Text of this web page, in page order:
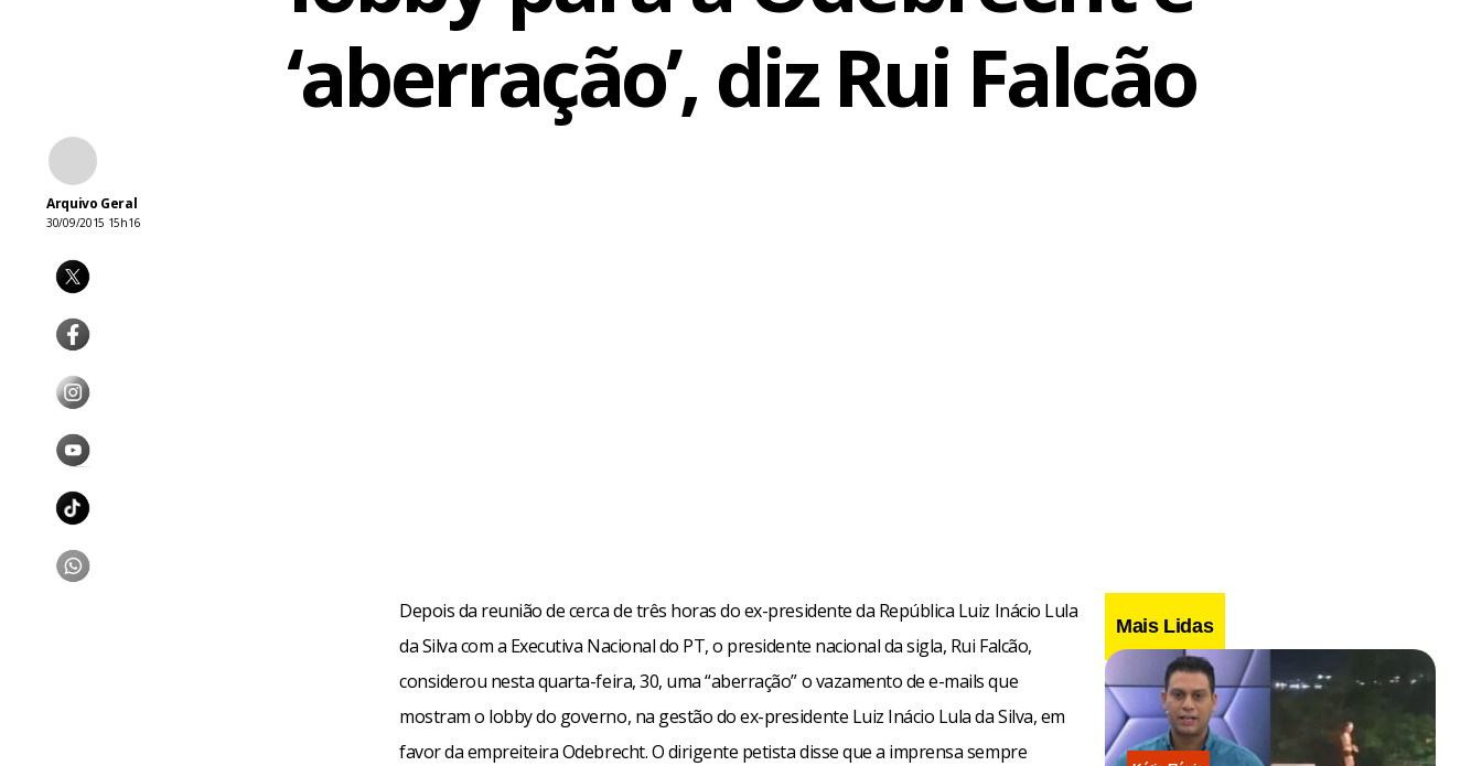
‘aberração’, diz Rui Falcão
Arquivo Geral
30/09/2015 15h16
Depois da reunião de cerca de três horas do ex-presidente da República Luiz Inácio Lula
da Silva com a Executiva Nacional do PT, o presidente nacional da sigla, Rui Falcão,
considerou nesta quarta-feira, 30, uma “aberração” o vazamento de e-mails que
mostram o lobby do governo, na gestão do ex-presidente Luiz Inácio Lula da Silva, em
favor da empreiteira Odebrecht. O dirigente petista disse que a imprensa sempre
Mais Lidas